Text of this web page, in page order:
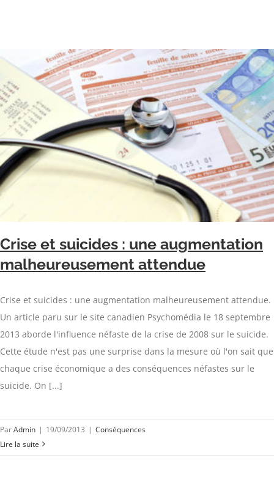
Crise et suicides : une augmentation
malheureusement attendue
Crise et suicides : une augmentation malheureusement attendue.
Un article paru sur le site canadien Psychomédia le 18 septembre
2013 aborde l'influence néfaste de la crise de 2008 sur le suicide.
Cette étude n'est pas une surprise dans la mesure où l'on sait que
chaque crise économique a des conséquences néfastes sur le
suicide. On [...]
ParAdmin | 19/09/2013 | Conséquences
Lire la suite